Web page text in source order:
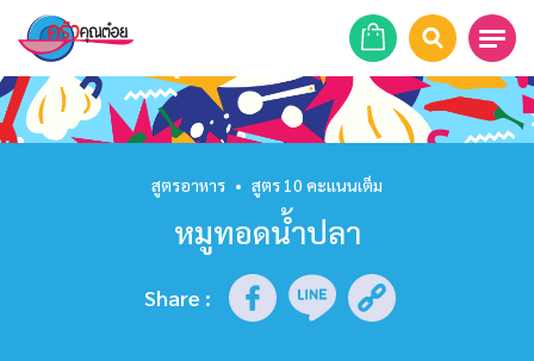
หน้าแรก
รายการย้อนหลัง
สูตรอาหาร • สูตร 10 คะแนนเต็ม
หมูทอดน้ำปลา
Share :